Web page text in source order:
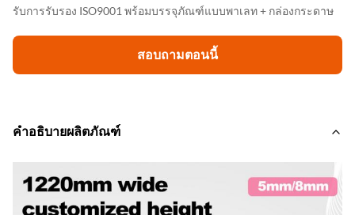
รับการรับรอง ISO9001 พร้อมบรรจุภัณฑ์แบบพาเลท + กล่องกระดาษ
สอบถามตอนนี้
คำอธิบายผลิตภัณฑ์